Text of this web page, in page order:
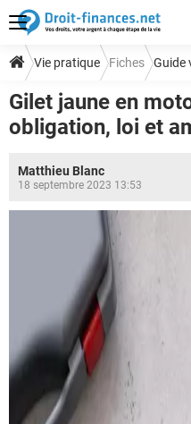
Vie pratique Fiches Guide
Infractions et amendes
Gilet jaune en
obligation, loi et
Matthieu Blanc
18 septembre 2023 13:53